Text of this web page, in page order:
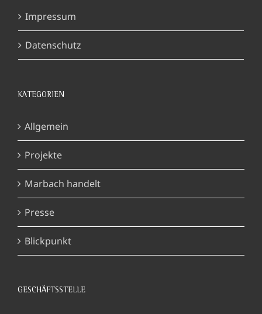
Impressum
Datenschutz
KATEGORIEN
Allgemein
Projekte
Marbach handelt
Presse
Blickpunkt
GESCHÄFTSSTELLE